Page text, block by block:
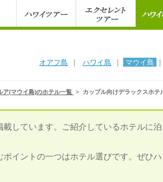
オアフ島 ハワイ島 マウイ島
ア(マウイ島)のホテル一覧 > カップル向けデラックスホテ
しています。ご紹介しているホテルに
イントの一つはホテル選びです。ぜひ